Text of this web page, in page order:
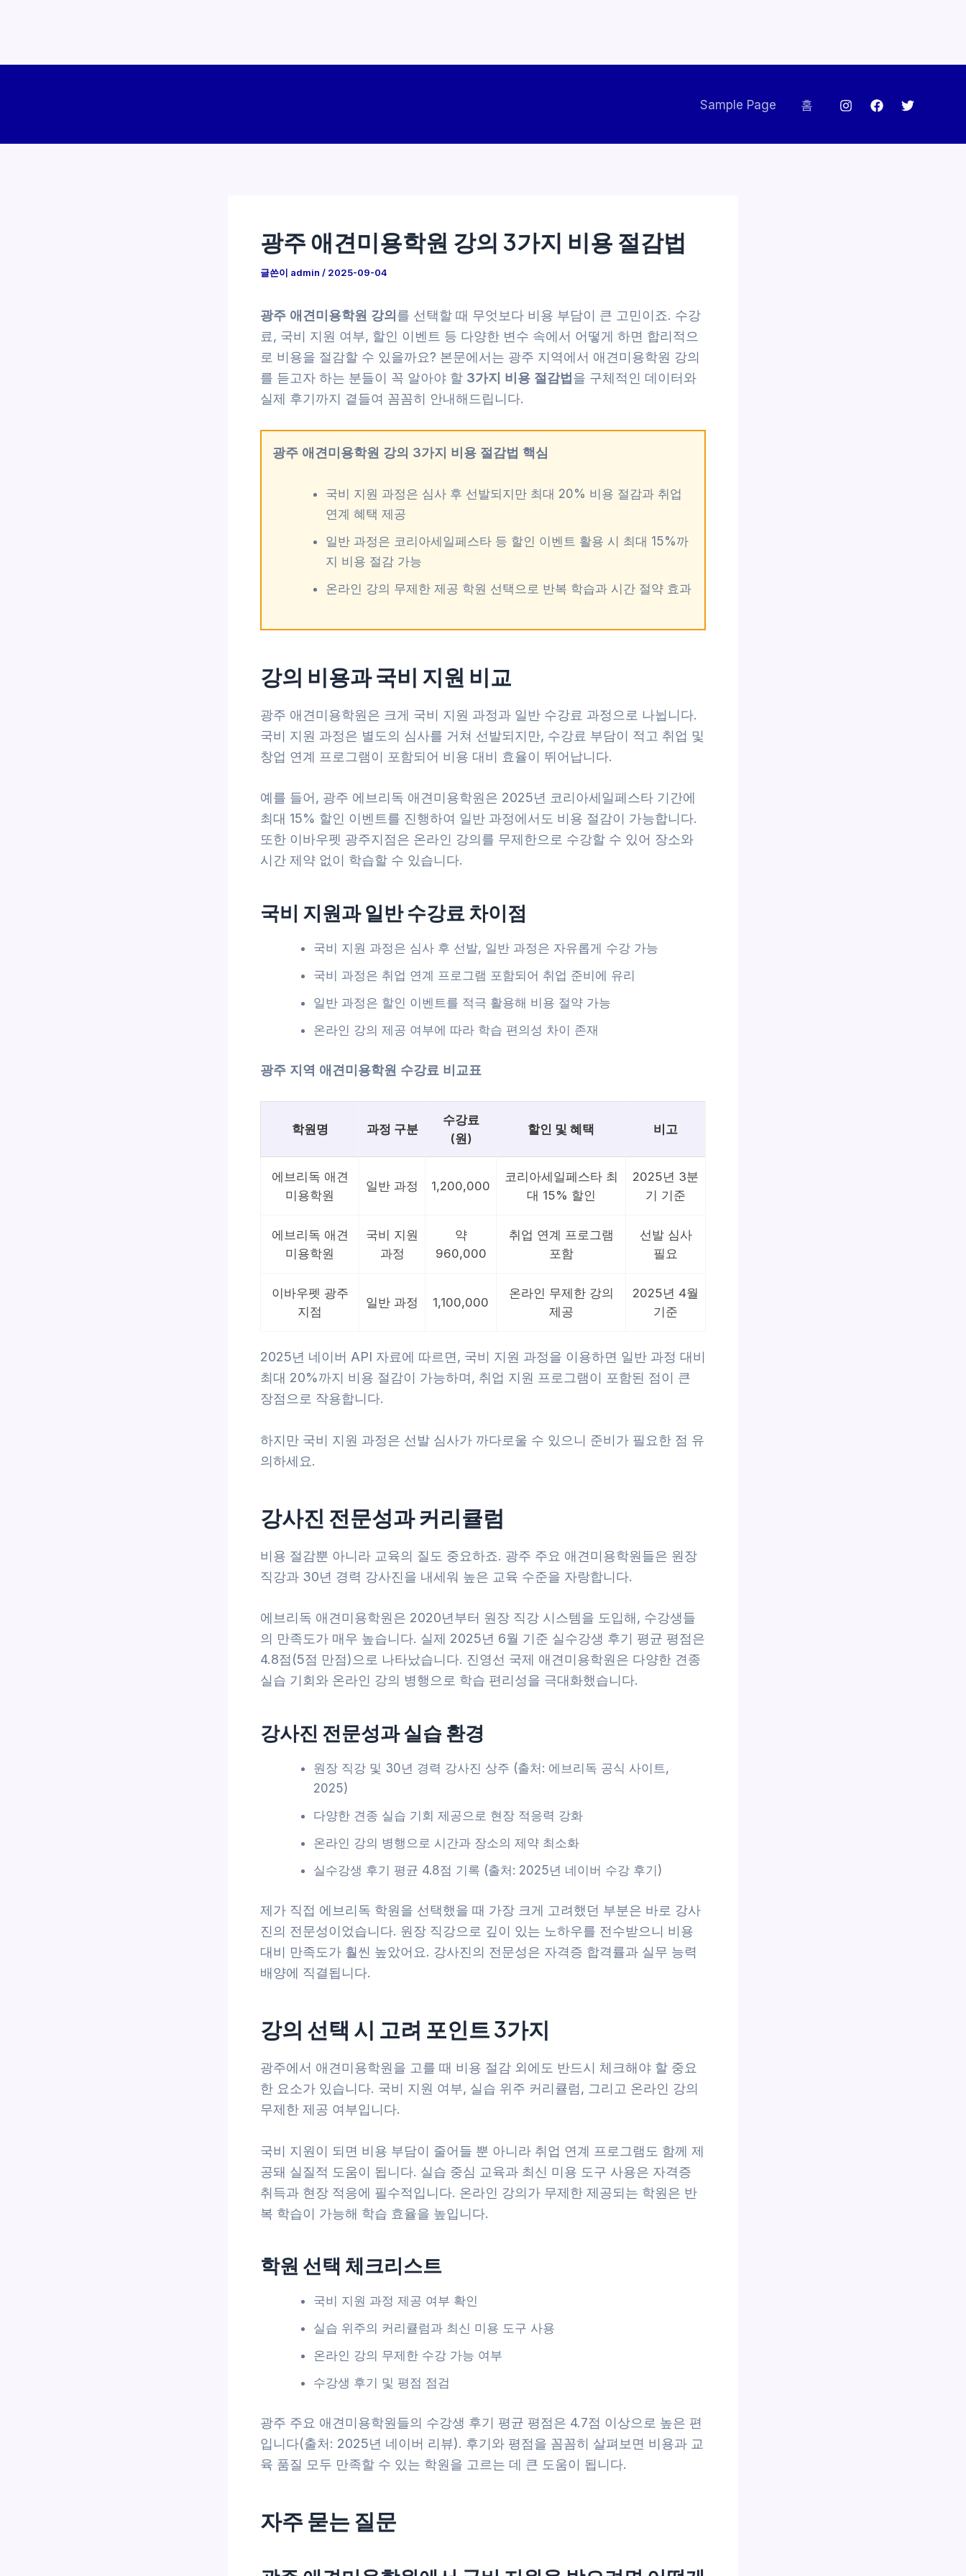
Sample Page 홈
광주 애견미용학원 강의 3가지 비용 절감법
글쓴이 admin / 2025-09-04
광주 애견미용학원 강의 를 선택할 때 무엇보다 비용 부담이 큰 고민이죠. 수강
료, 국비 지원 여부, 할인 이벤트 등 다양한 변수 속에서 어떻게 하면 합리적으
로 비용을 절감할 수 있을까요? 본문에서는 광주 지역에서 애견미용학원 강의
를 듣고자 하는 분들이 꼭 알아야 할 3가지 비용 절감법 을 구체적인 데이터와
실제 후기까지 곁들여 꼼꼼히 안내해드립니다.
광주 애견미용학원 강의 3가지 비용 절감법 핵심
국비 지원 과정은 심사 후 선발되지만 최대 20% 비용 절감과 취업
연계 혜택 제공
일반 과정은 코리아세일페스타 등 할인 이벤트 활용 시 최대 15%까
지 비용 절감 가능
온라인 강의 무제한 제공 학원 선택으로 반복 학습과 시간 절약 효과
강의 비용과 국비 지원 비교
광주 애견미용학원은 크게 국비 지원 과정과 일반 수강료 과정으로 나뉩니다.
국비 지원 과정은 별도의 심사를 거쳐 선발되지만, 수강료 부담이 적고 취업 및
창업 연계 프로그램이 포함되어 비용 대비 효율이 뛰어납니다.
예를 들어, 광주 에브리독 애견미용학원은 2025년 코리아세일페스타 기간에
최대 15% 할인 이벤트를 진행하여 일반 과정에서도 비용 절감이 가능합니다.
또한 이바우펫 광주지점은 온라인 강의를 무제한으로 수강할 수 있어 장소와
시간 제약 없이 학습할 수 있습니다.
국비 지원과 일반 수강료 차이점
국비 지원 과정은 심사 후 선발, 일반 과정은 자유롭게 수강 가능
국비 과정은 취업 연계 프로그램 포함되어 취업 준비에 유리
일반 과정은 할인 이벤트를 적극 활용해 비용 절약 가능
온라인 강의 제공 여부에 따라 학습 편의성 차이 존재
광주 지역 애견미용학원 수강료 비교표
학원명 과정 구분
수강료
(원)
할인 및 혜택 비고
에브리독 애견
미용학원
일반 과정 1,200,000
코리아세일페스타 최
대 15% 할인
2025년 3분
기 기준
에브리독 애견
미용학원
국비 지원
과정
약
960,000
취업 연계 프로그램
포함
선발 심사
필요
이바우펫 광주
지점
일반 과정 1,100,000
온라인 무제한 강의
제공
2025년 4월
기준
2025년 네이버 API 자료에 따르면, 국비 지원 과정을 이용하면 일반 과정 대비
최대 20%까지 비용 절감이 가능하며, 취업 지원 프로그램이 포함된 점이 큰
장점으로 작용합니다.
하지만 국비 지원 과정은 선발 심사가 까다로울 수 있으니 준비가 필요한 점 유
의하세요.
강사진 전문성과 커리큘럼
비용 절감뿐 아니라 교육의 질도 중요하죠. 광주 주요 애견미용학원들은 원장
직강과 30년 경력 강사진을 내세워 높은 교육 수준을 자랑합니다.
에브리독 애견미용학원은 2020년부터 원장 직강 시스템을 도입해, 수강생들
의 만족도가 매우 높습니다. 실제 2025년 6월 기준 실수강생 후기 평균 평점은
4.8점(5점 만점)으로 나타났습니다. 진영선 국제 애견미용학원은 다양한 견종
실습 기회와 온라인 강의 병행으로 학습 편리성을 극대화했습니다.
강사진 전문성과 실습 환경
원장 직강 및 30년 경력 강사진 상주 (출처: 에브리독 공식 사이트,
2025)
다양한 견종 실습 기회 제공으로 현장 적응력 강화
온라인 강의 병행으로 시간과 장소의 제약 최소화
실수강생 후기 평균 4.8점 기록 (출처: 2025년 네이버 수강 후기)
제가 직접 에브리독 학원을 선택했을 때 가장 크게 고려했던 부분은 바로 강사
진의 전문성이었습니다. 원장 직강으로 깊이 있는 노하우를 전수받으니 비용
대비 만족도가 훨씬 높았어요. 강사진의 전문성은 자격증 합격률과 실무 능력
배양에 직결됩니다.
강의 선택 시 고려 포인트 3가지
광주에서 애견미용학원을 고를 때 비용 절감 외에도 반드시 체크해야 할 중요
한 요소가 있습니다. 국비 지원 여부, 실습 위주 커리큘럼, 그리고 온라인 강의
무제한 제공 여부입니다.
국비 지원이 되면 비용 부담이 줄어들 뿐 아니라 취업 연계 프로그램도 함께 제
공돼 실질적 도움이 됩니다. 실습 중심 교육과 최신 미용 도구 사용은 자격증
취득과 현장 적응에 필수적입니다. 온라인 강의가 무제한 제공되는 학원은 반
복 학습이 가능해 학습 효율을 높입니다.
학원 선택 체크리스트
국비 지원 과정 제공 여부 확인
실습 위주의 커리큘럼과 최신 미용 도구 사용
온라인 강의 무제한 수강 가능 여부
수강생 후기 및 평점 점검
광주 주요 애견미용학원들의 수강생 후기 평균 평점은 4.7점 이상으로 높은 편
입니다(출처: 2025년 네이버 리뷰). 후기와 평점을 꼼꼼히 살펴보면 비용과 교
육 품질 모두 만족할 수 있는 학원을 고르는 데 큰 도움이 됩니다.
자주 묻는 질문